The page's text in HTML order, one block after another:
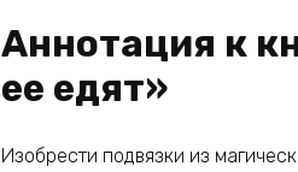
Аннотация к
ее едят»
Изобрести подвязки из